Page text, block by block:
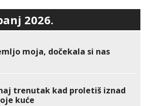
2026.
moja, dočekala si nas
trenutak kad proletiš iznad
kuće